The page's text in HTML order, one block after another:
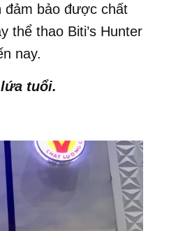
đảm bảo được chất
thể thao Biti’s Hunter
nay.
tuổi.